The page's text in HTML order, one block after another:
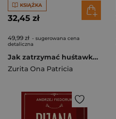
KSIĄŻKA
32,45 zł
49,99 zł - sugerowana cena
detaliczna
Jak zatrzymać huśtawkę nastrojów wyd. 2026
Zurita Ona Patricia